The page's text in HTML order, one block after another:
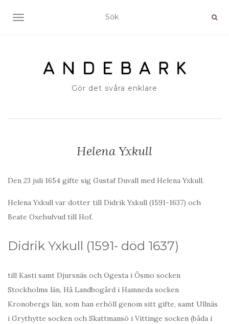
SLÅ PÅ/AV NAVIGERING
Gör det svåra enklare
Helena Yxkull
Den 23 juli 1654 gifte sig Gustaf Duvall med Helena Yxkull.
Helena Yxkull var dotter till Didrik Yxkull (1591-1637) och
Beate Oxehufvud till Hof.
Didrik Yxkull (1591- död 1637)
till Kasti samt Djursnäs och Ogesta i Ösmo socken
Stockholms län, Hå Landbogård i Hamneda socken
Kronobergs län, som han erhöll genom sitt gifte, samt Ullnäs
i Grythytte socken och Skattmansö i Vittinge socken (båda i